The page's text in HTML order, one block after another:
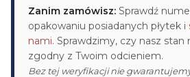
Zanim zamówisz: Sprawdź
opakowaniu posiadanych płytek i
nami. Sprawdzimy, czy nasz
zgodny z Twoim odcieniem.
Bez tej weryfikacji nie